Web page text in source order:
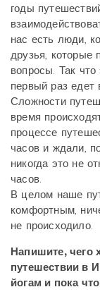
годы
нас есть люди,
друзья, которые
вопросы. Так что
первый раз едет
Сложности
время
процессе
часов и ждали,
никогда это не
часов.
В целом наше
комфортным,
не происходило.
Напишите, чего
путешествии в
йогам и пока